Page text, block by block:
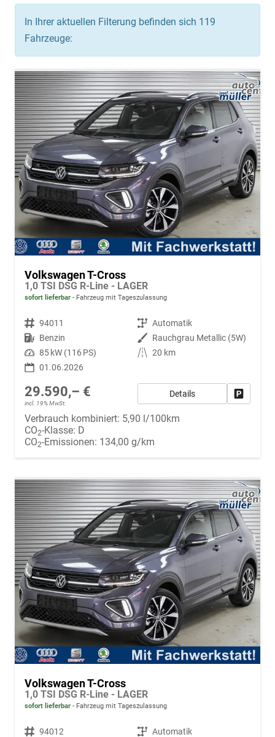
In Ihrer aktuellen Filterung befinden sich 119
Fahrzeuge:
Volkswagen T-Cross
1,0 TSI DSG R-Line - LAGER
sofort lieferbar Fahrzeug mit Tageszulassung
Fahrzeugnr. 94011 Getriebe Automatik
Kraftstoff Benzin Außenfarbe Rauchgrau Metallic (5W)
Leistung 85 kW (116 PS) Kilometerstand 20 km
01.06.2026
29.590,– €
incl. 19% MwSt.
Details
Verbrauch kombiniert: 5,90 l/100km
CO2-Klasse: D
CO2-Emissionen: 134,00 g/km
Volkswagen T-Cross
1,0 TSI DSG R-Line - LAGER
sofort lieferbar Fahrzeug mit Tageszulassung
Fahrzeugnr. 94012 Getriebe Automatik